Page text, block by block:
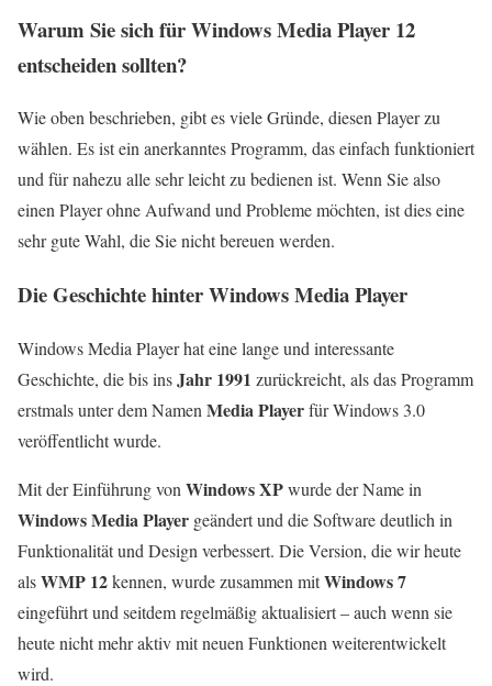
Warum Sie sich fürWindows Media Player 12
entscheiden sollten?
Wie oben beschrieben, gibt es viele Gründe, diesen Player zu
wählen. Es ist ein anerkanntes Programm, das einfach funktioniert
und für nahezu alle sehr leicht zu bedienen ist. Wenn Sie also
einen Player ohne Aufwand und Probleme möchten, ist dies eine
sehr gute Wahl, die Sie nicht bereuen werden.
Die Geschichte hinter Windows Media Player
Windows Media Player hat eine lange und interessante
Geschichte, die bis insJahr 1991 zurückreicht, als das Programm
erstmals unter dem Namen Media Playerfür Windows 3.0
veröffentlicht wurde.
Mit der Einführung von Windows XPwurde der Name in
Windows Media Player geändert und die Software deutlich in
Funktionalität und Design verbessert. Die Version, die wir heute
alsWMP 12kennen, wurde zusammen mitWindows 7
eingeführt und seitdem regelmäßig aktualisiert – auch wenn sie
heute nicht mehr aktiv mit neuen Funktionen weiterentwickelt
wird.